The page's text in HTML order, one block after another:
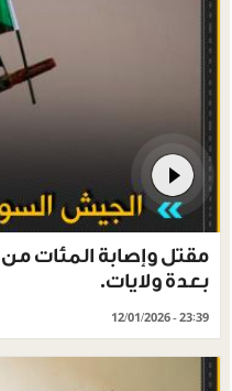
مقتل وإصابة المئات
بعدة ولايات.
12/01/2026 - 23:39